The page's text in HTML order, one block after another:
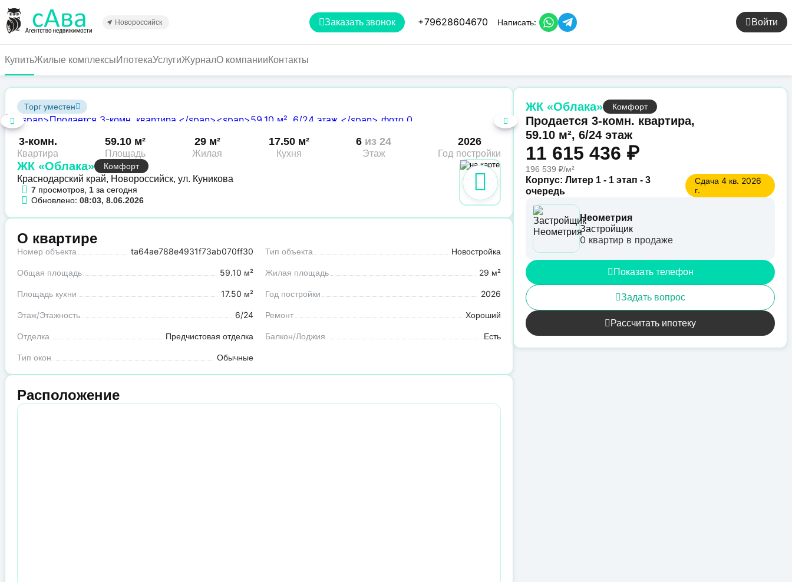
Перейти
основному
Новороссийск Заказать звонок +79628604670 Написать: Войти
КупитьЖилые комплексыИпотекаУслугиЖурналО компанииКонтакты
Торг уместен
3-комн.
Квартира
59.10 м²
Площадь
29 м²
Жилая
17.50 м²
Кухня
6 из 24
Этаж
2026
Год постройки
ЖК «Облака»
Комфорт
Краснодарский край, Новороссийск, ул. Куникова
7 просмотров, 1 за сегодня
Обновлено: 08:03, 8.06.2026
О квартире
Номер объекта ta64ae788e4931f73ab070ff30 Тип объекта Новостройка
Общая площадь 59.10 м² Жилая площадь 29 м²
Площадь кухни 17.50 м² Год постройки 2026
Этаж/Этажность 6/24 Ремонт Хороший
Отделка Предчистовая отделка Балкон/Лоджия Есть
Тип окон Обычные
Расположение
Продается 3-комн. квартира,
59.10 м², 6/24 этаж
11 615 436 ₽
196 539 ₽/м²
ЖК «Облака» Комфорт
Корпус: Литер 1 - 1 этап - 3
очередь
Сдача 4 кв. 2026
г.
Неометрия
Застройщик
0 квартир в продаже
Показать телефон
Задать вопрос
Рассчитать ипотеку